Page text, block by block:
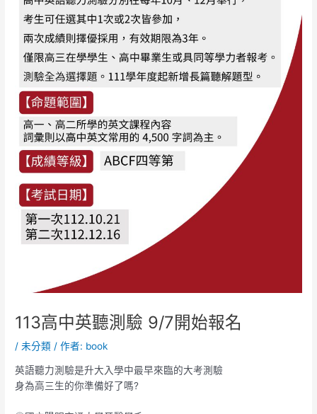
113高中英聽測驗 9/7開始報名
/未分類 / 作者: book
英語聽力測驗是升大入學中最早來臨的大考測驗
身為高三生的你準備好了嗎?